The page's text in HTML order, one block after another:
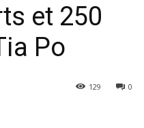
et 250
Po
0
129